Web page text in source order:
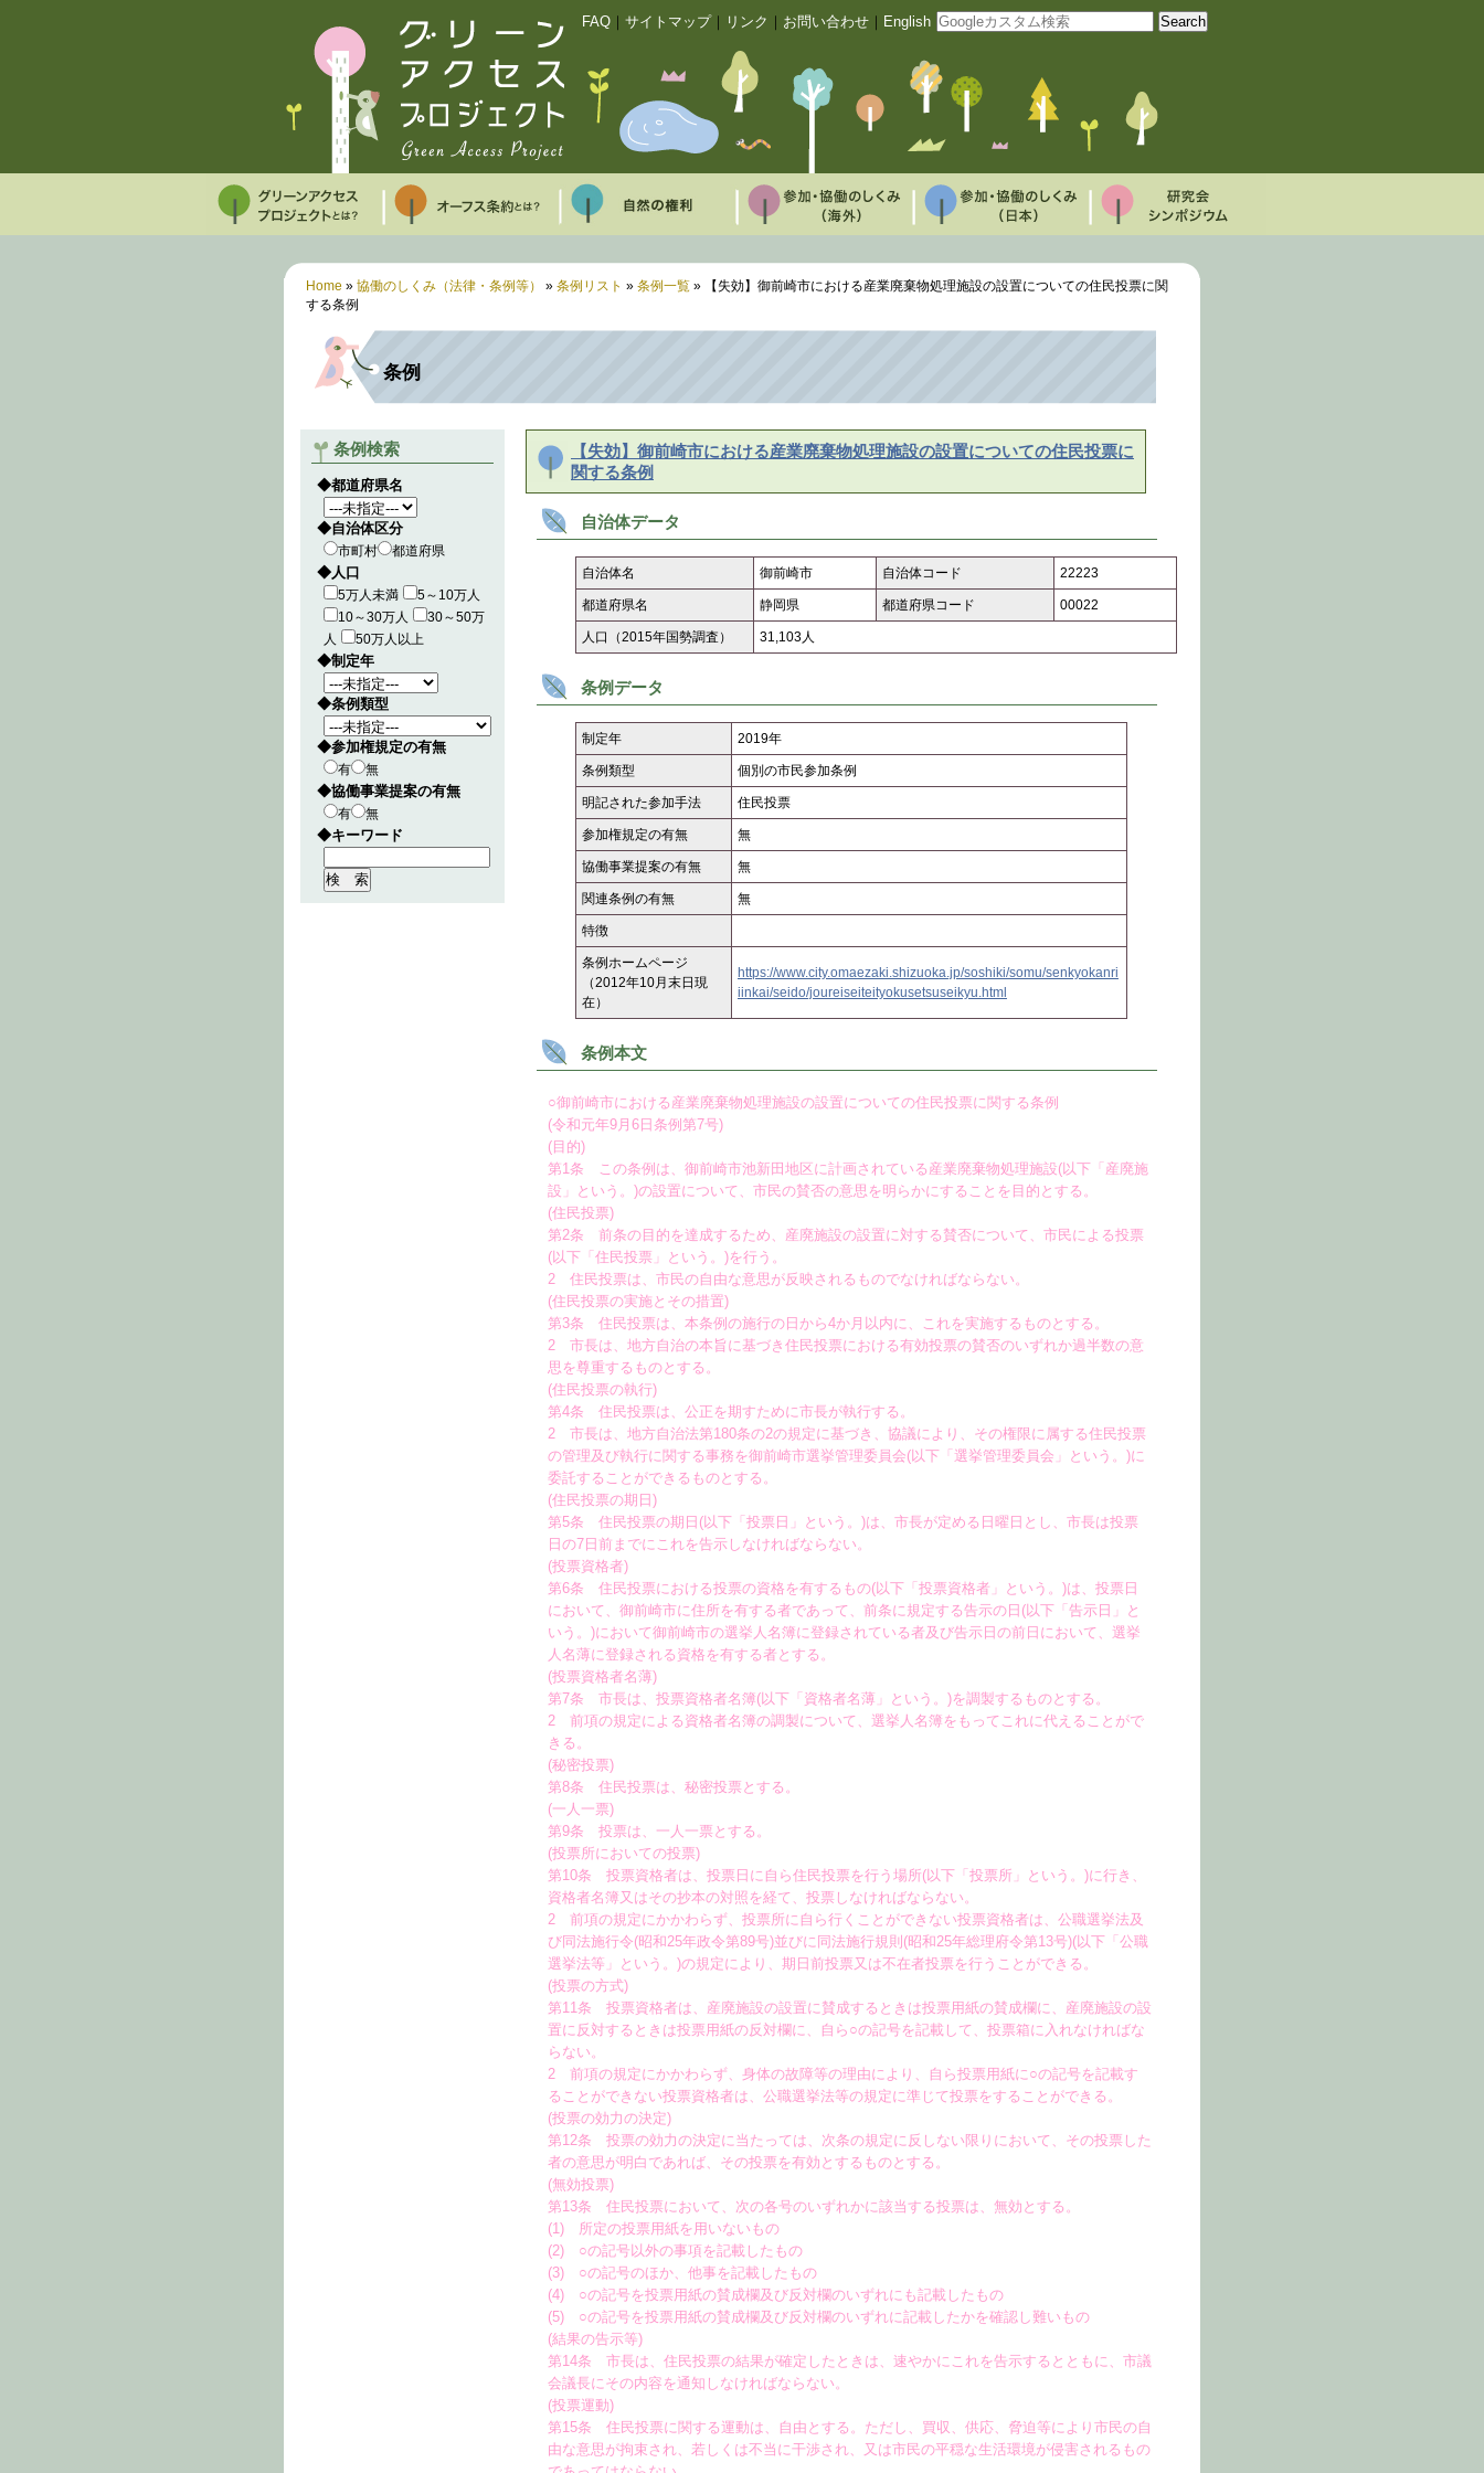
FAQ サイトマップ｜ リンク お問い合わせ English
Home » 協働のしくみ（法律・条例等） » 条例リスト » 条例一覧 » 【失効】御前崎市における産業廃棄物処理施設の設置についての住民投票に関
する条例
条例
条例検索
◆都道府県名
◆自治体区分
市町村 都道府県
◆人口
5万人未満
5～10万人
10～30万人
30～50万
人
50万人以上
◆制定年
◆条例類型
◆参加権規定の有無
有 無
◆協働事業提案の有無
有 無
◆キーワード
【失効】御前崎市における産業廃棄物処理施設の設置についての住民投票に
関する条例
自治体データ
自治体名 御前崎市 自治体コード 22223
都道府県名 静岡県 都道府県コード 00022
人口（2015年国勢調査） 31,103人
条例データ
制定年 2019年
条例類型 個別の市民参加条例
明記された参加手法 住民投票
参加権規定の有無 無
協働事業提案の有無 無
関連条例の有無 無
特徴
条例ホームページ
（2012年10月末日現
在）
https://www.city.omaezaki.shizuoka.jp/soshiki/somu/senkyokanri
iinkai/seido/joureiseiteityokusetsuseikyu.html
条例本文
○御前崎市における産業廃棄物処理施設の設置についての住民投票に関する条例
(令和元年9月6日条例第7号)
(目的)
第1条 この条例は、御前崎市池新田地区に計画されている産業廃棄物処理施設(以下「産廃施
設」という。)の設置について、市民の賛否の意思を明らかにすることを目的とする。
(住民投票)
第2条 前条の目的を達成するため、産廃施設の設置に対する賛否について、市民による投票
(以下「住民投票」という。)を行う。
2 住民投票は、市民の自由な意思が反映されるものでなければならない。
(住民投票の実施とその措置)
第3条 住民投票は、本条例の施行の日から4か月以内に、これを実施するものとする。
2 市長は、地方自治の本旨に基づき住民投票における有効投票の賛否のいずれか過半数の意
思を尊重するものとする。
(住民投票の執行)
第4条 住民投票は、公正を期すために市長が執行する。
2 市長は、地方自治法第180条の2の規定に基づき、協議により、その権限に属する住民投票
の管理及び執行に関する事務を御前崎市選挙管理委員会(以下「選挙管理委員会」という。)に
委託することができるものとする。
(住民投票の期日)
第5条 住民投票の期日(以下「投票日」という。)は、市長が定める日曜日とし、市長は投票
日の7日前までにこれを告示しなければならない。
(投票資格者)
第6条 住民投票における投票の資格を有するもの(以下「投票資格者」という。)は、投票日
において、御前崎市に住所を有する者であって、前条に規定する告示の日(以下「告示日」と
いう。)において御前崎市の選挙人名簿に登録されている者及び告示日の前日において、選挙
人名薄に登録される資格を有する者とする。
(投票資格者名薄)
第7条 市長は、投票資格者名簿(以下「資格者名薄」という。)を調製するものとする。
2 前項の規定による資格者名簿の調製について、選挙人名簿をもってこれに代えることがで
きる。
(秘密投票)
第8条 住民投票は、秘密投票とする。
(一人一票)
第9条 投票は、一人一票とする。
(投票所においての投票)
第10条 投票資格者は、投票日に自ら住民投票を行う場所(以下「投票所」という。)に行き、
資格者名簿又はその抄本の対照を経て、投票しなければならない。
2 前項の規定にかかわらず、投票所に自ら行くことができない投票資格者は、公職選挙法及
び同法施行令(昭和25年政令第89号)並びに同法施行規則(昭和25年総理府令第13号)(以下「公職
選挙法等」という。)の規定により、期日前投票又は不在者投票を行うことができる。
(投票の方式)
第11条 投票資格者は、産廃施設の設置に賛成するときは投票用紙の賛成欄に、産廃施設の設
置に反対するときは投票用紙の反対欄に、自ら○の記号を記載して、投票箱に入れなければな
らない。
2 前項の規定にかかわらず、身体の故障等の理由により、自ら投票用紙に○の記号を記載す
ることができない投票資格者は、公職選挙法等の規定に準じて投票をすることができる。
(投票の効力の決定)
第12条 投票の効力の決定に当たっては、次条の規定に反しない限りにおいて、その投票した
者の意思が明白であれば、その投票を有効とするものとする。
(無効投票)
第13条 住民投票において、次の各号のいずれかに該当する投票は、無効とする。
(1) 所定の投票用紙を用いないもの
(2) ○の記号以外の事項を記載したもの
(3) ○の記号のほか、他事を記載したもの
(4) ○の記号を投票用紙の賛成欄及び反対欄のいずれにも記載したもの
(5) ○の記号を投票用紙の賛成欄及び反対欄のいずれに記載したかを確認し難いもの
(結果の告示等)
第14条 市長は、住民投票の結果が確定したときは、速やかにこれを告示するとともに、市議
会議長にその内容を通知しなければならない。
(投票運動)
第15条 住民投票に関する運動は、自由とする。ただし、買収、供応、脅迫等により市民の自
由な意思が拘束され、若しくは不当に干渉され、又は市民の平穏な生活環境が侵害されるもの